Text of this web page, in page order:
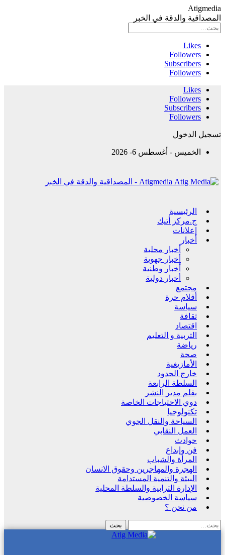
Atigmedia
المصداقية والدقة في الخبر
Likes
Followers
Subscribers
Followers
Likes
Followers
Subscribers
Followers
تسجيل الدخول
الخميس - أغسطس 6- 2026
Atigmedia - المصداقية والدقة في الخبر
الرئيسية
ج.مركز أتيك
إعلانات
أخبار
أخبار محلية
أخبار جهوية
أخبار وطنية
أخبار دولية
مجتمع
أقلام حرة
سياسة
ثقافة
اقتصاد
التربية و التعليم
رياضة
صحة
الأمازيغية
خارج الحدود
السلطة الرابعة
بقلم مدير النشر
دوي الاحتياجات الخاصة
تكنولوجيا
السياحة والنقل الجوي
العمل النقابي
حوادث
فن وإبداع
المرأة والشباب
الهجرة والمهاجرين وحقوق الانسان
البيئة والتنمية المستدامة
الإدارة الترابية والسلطة المحلية
سياسة الخصوصية
من نحن ؟